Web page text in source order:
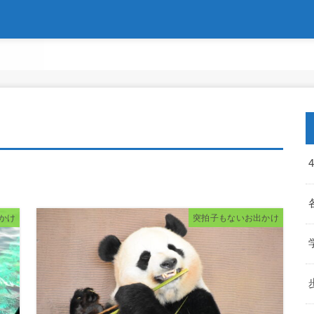
け 突拍子もないお出かけ